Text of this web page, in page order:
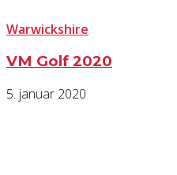
Warwickshire
VM Golf 2020
5. januar 2020